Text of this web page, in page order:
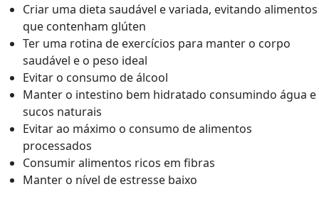
Criar uma dieta saudável e variada, evitando alimentos
que contenham glúten
Ter uma rotina de exercícios para manter o corpo
saudável e o peso ideal
Evitar o consumo de álcool
Manter o intestino bem hidratado consumindo água e
sucos naturais
Evitar ao máximo o consumo de alimentos
processados
Consumir alimentos ricos em fibras
Manter o nível de estresse baixo